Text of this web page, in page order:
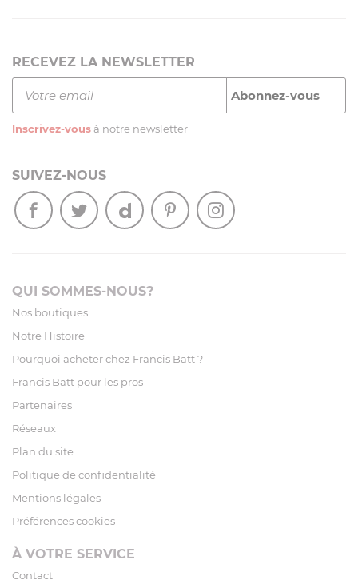
RECEVEZ LA NEWSLETTER
Inscrivez-vous à notre newsletter
SUIVEZ-NOUS
QUI SOMMES-NOUS?
Nos boutiques
Notre Histoire
Pourquoi acheter chez Francis Batt ?
Francis Batt pour les pros
Partenaires
Réseaux
Plan du site
Politique de confidentialité
Mentions légales
Préférences cookies
À VOTRE SERVICE
Contact